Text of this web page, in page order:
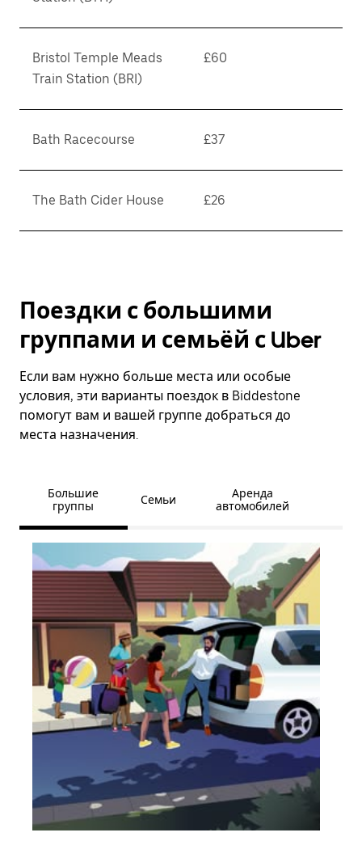
Bristol Temple Meads
Train Station (BRI)
£60
Bath Racecourse £37
The Bath Cider House £26
Поездки с большими
группами и семьёй с Uber
Если вам нужно больше места или особые
условия, эти варианты поездок в Biddestone
помогут вам и вашей группе добраться до
места назначения.
Большие
группы
Семьи
Аренда
автомобилей